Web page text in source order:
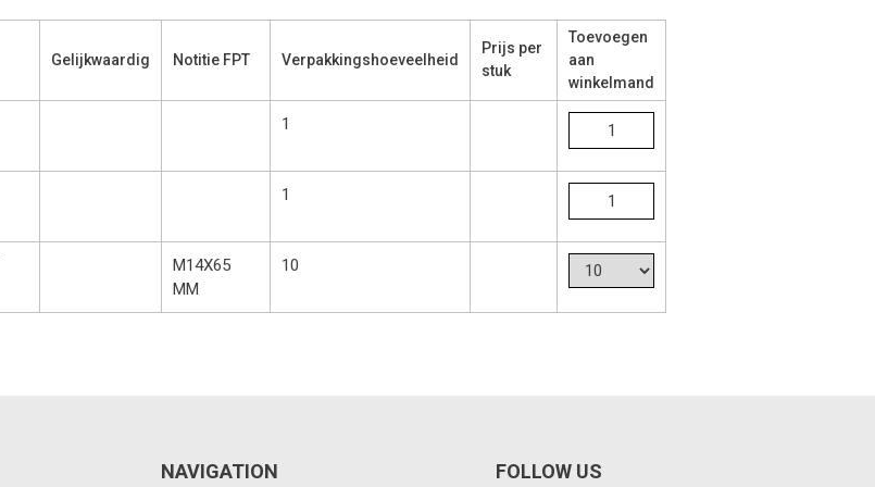
Gelijkwaardig Notitie FPT Verpakkingshoeveelheid
Prijs per
stuk
Toevoegen
aan
winkelmand
1
1
M14X65
MM
10
NAVIGATION FOLLOW US